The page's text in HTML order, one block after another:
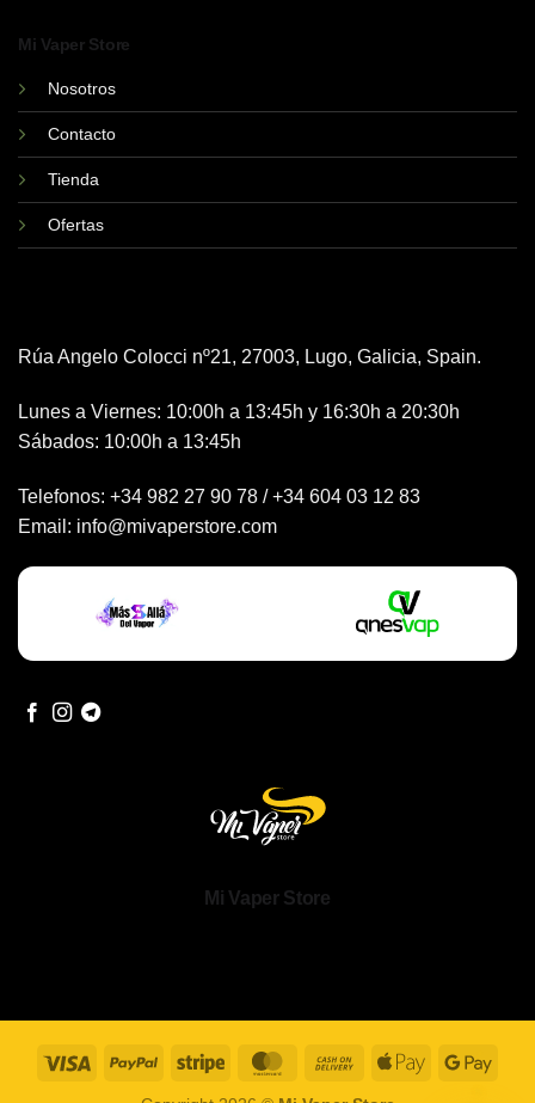
Mi Vaper Store
Nosotros
Contacto
Tienda
Ofertas
Rúa Angelo Colocci nº21, 27003, Lugo, Galicia, Spain.
Lunes a Viernes: 10:00h a 13:45h y 16:30h a 20:30h
Sábados: 10:00h a 13:45h
Telefonos: +34 982 27 90 78 /+34 604 03 12 83
Email: info@mivaperstore.com
Mi Vaper Store
Visa PayPal Stripe MasterCardCash
Apple